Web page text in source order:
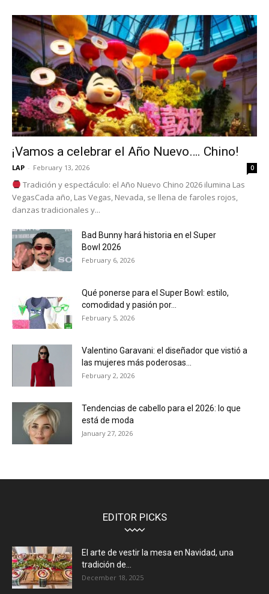
¡Vamos a celebrar el Año Nuevo…. Chino!
LAP - February 13, 2026 0
Tradición y espectáculo: el Año Nuevo Chino 2026 ilumina Las
VegasCada año, Las Vegas, Nevada, se llena de faroles rojos,
danzas tradicionales y...
Bad Bunny hará historia en el Super
Bowl 2026
February 6, 2026
Qué ponerse para el Super Bowl: estilo,
comodidad y pasión por...
February 5, 2026
Valentino Garavani: el diseñador que vistió a
las mujeres más poderosas...
February 2, 2026
Tendencias de cabello para el 2026: lo que
está de moda
January 27, 2026
EDITOR PICKS
El arte de vestir la mesa en Navidad, una
tradición de...
December 18, 2025